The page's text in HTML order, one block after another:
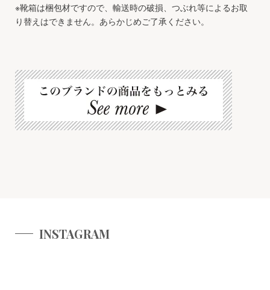
※靴箱は梱包材ですので、輸送時の破損、つぶれ等によるお取
り替えはできません。あらかじめご了承ください。
INSTAGRAM